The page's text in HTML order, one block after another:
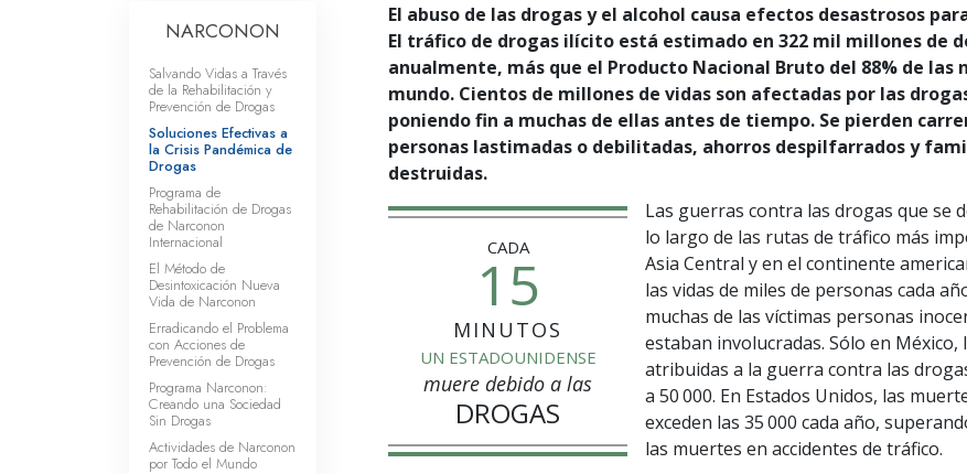
El abuso de las drogas y el alcohol causa efectos desastrosos
El tráfico de drogas ilícito está estimado en 322 mil millones de
anualmente, más que el Producto Nacional Bruto del 88% de las
mundo. Cientos de millones de vidas son afectadas por las
poniendo fin a muchas de ellas antes de tiempo. Se pierden
personas lastimadas o debilitadas, ahorros despilfarrados y
destruidas.
CADA
15
MINUTOS
UN ESTADOUNIDENSE
muere debido a las
DROGAS
Las guerras contra las drogas que se
lo largo de las rutas de tráfico más
Asia Central y en el continente
las vidas de miles de personas cada
muchas de las víctimas personas
estaban involucradas. Sólo en México,
atribuidas a la guerra contra las
a 50 000. En Estados Unidos, las
exceden las 35 000 cada año,
las muertes en accidentes de tráfico.
NARCONON
Salvando Vidas a Través
de la Rehabilitación y
Prevención de Drogas
Soluciones Efectivas a
la Crisis Pandémica de
Drogas
Programa de
Rehabilitación de Drogas
de Narconon
Internacional
El Método de
Desintoxicación Nueva
Vida de Narconon
Erradicando el Problema
con Acciones de
Prevención de Drogas
Programa Narconon:
Creando una Sociedad
Sin Drogas
Actividades de Narconon
por Todo el Mundo